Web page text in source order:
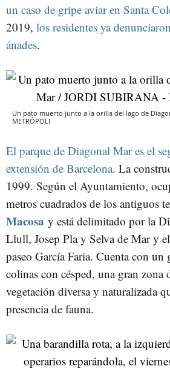
un caso de gripe aviar en Santa
2019, los residentes ya
ánades.
Un pato muerto junto a la orilla del lago de
METRÓPOLI
El parque de Diagonal Mar es el
extensión de Barcelona. La
1999. Según el Ayuntamiento,
metros cuadrados de los antiguos
Macosa y está delimitado por la
Llull, Josep Pla y Selva de Mar y
paseo García Faria. Cuenta con un
colinas con césped, una gran zona
vegetación diversa y naturalizada
presencia de fauna.